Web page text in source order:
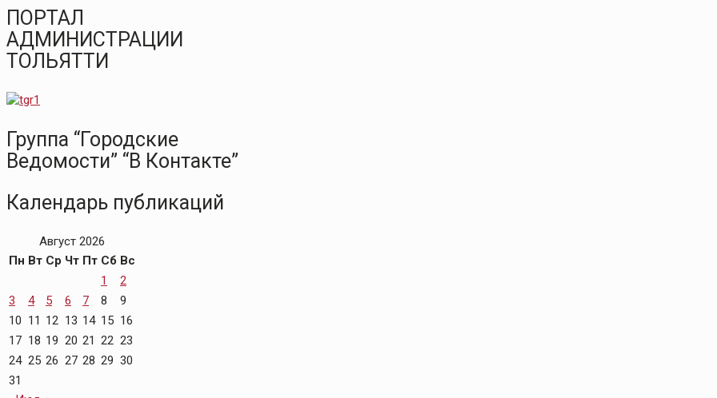
ПОРТАЛ
АДМИНИСТРАЦИИ
ТОЛЬЯТТИ
Группа “Городские
Ведомости” “В Контакте”
Календарь публикаций
Август 2026
Пн Вт Ср Чт Пт Сб Вс
1
2
3
4 5 6 7 8
9
10 11 12 13 14 15 16
17 18 19 20 21 22 23
24 25 26 27 28 29 30
31